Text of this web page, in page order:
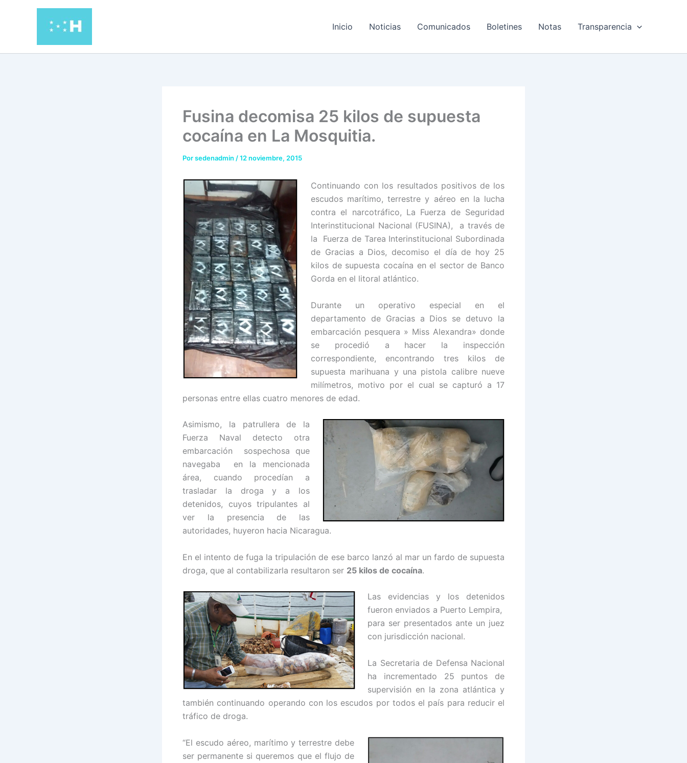
Inicio Noticias Comunicados Boletines Notas Transparencia
Fusina decomisa 25 kilos de supuesta
cocaína en La Mosquitia.
Porsedenadmin /12 noviembre, 2015
Continuando con los resultados positivos de los
escudos marítimo, terrestre y aéreo en la lucha
contra el narcotráfico, La Fuerza de Seguridad
Interinstitucional Nacional (FUSINA), a través de
la Fuerza de Tarea Interinstitucional Subordinada
de Gracias a Dios, decomiso el día de hoy 25
kilos de supuesta cocaína en el sector de Banco
Gorda en el litoral atlántico.
Durante un operativo especial en el
departamento de Gracias a Dios se detuvo la
embarcación pesquera » Miss Alexandra» donde
se procedió a hacer la inspección
correspondiente, encontrando tres kilos de
supuesta marihuana y una pistola calibre nueve
milímetros, motivo por el cual se capturó a 17
personas entre ellas cuatro menores de edad.
Asimismo, la patrullera de la
Fuerza Naval detecto otra
embarcación sospechosa que
navegaba en la mencionada
área, cuando procedían a
trasladar la droga y a los
detenidos, cuyos tripulantes al
ver la presencia de las
autoridades, huyeron hacia Nicaragua.
En el intento de fuga la tripulación de ese barco lanzó al mar un fardo de supuesta
droga, que al contabilizarla resultaron ser 25 kilos de cocaína.
Las evidencias y los detenidos
fueron enviados a Puerto Lempira,
para ser presentados ante un juez
con jurisdicción nacional.
La Secretaria de Defensa Nacional
ha incrementado 25 puntos de
supervisión en la zona atlántica y
también continuando operando con los escudos por todos el país para reducir el
tráfico de droga.
“El escudo aéreo, marítimo y terrestre debe
ser permanente si queremos que el flujo de